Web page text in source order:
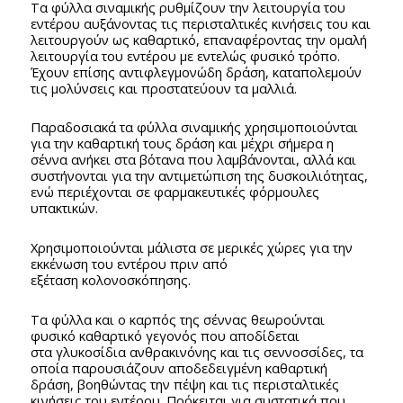
Τα φύλλα σιναμικής ρυθμίζουν την λειτουργία του
εντέρου αυξάνοντας τις περισταλτικές κινήσεις του και
λειτουργούν ως καθαρτικό, επαναφέροντας την ομαλή
λειτουργία του εντέρου με εντελώς φυσικό τρόπο.
Έχουν επίσης αντιφλεγμονώδη δράση, καταπολεμούν
τις μολύνσεις και προστατεύουν τα μαλλιά.
Παραδοσιακά τα φύλλα σιναμικής χρησιμοποιούνται
για την καθαρτική τους δράση και μέχρι σήμερα η
σέννα ανήκει στα βότανα που λαμβάνονται, αλλά και
συστήνονται για την αντιμετώπιση της δυσκοιλιότητας,
ενώ περιέχονται σε φαρμακευτικές φόρμουλες
υπακτικών.
Χρησιμοποιούνται μάλιστα σε μερικές χώρες για την
εκκένωση του εντέρου πριν από
εξέταση κολονοσκόπησης.
Τα φύλλα και ο καρπός της σέννας θεωρούνται
φυσικό καθαρτικό γεγονός που αποδίδεται
στα γλυκοσίδια ανθρακινόνης και τις σεννοσσίδες, τα
οποία παρουσιάζουν αποδεδειγμένη καθαρτική
δράση, βοηθώντας την πέψη και τις περισταλτικές